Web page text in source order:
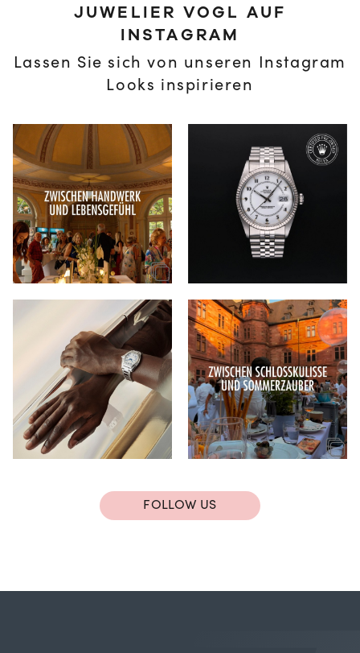
JUWELIER VOGL AUF
INSTAGRAM
Lassen Sie sich von unseren Instagram
Looks inspirieren
FOLLOW US